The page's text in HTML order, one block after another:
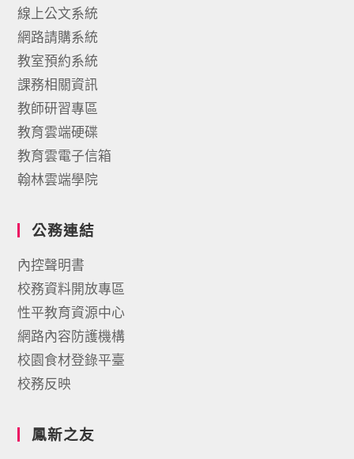
線上公文系統
網路請購系統
教室預約系統
課務相關資訊
教師研習專區
教育雲端硬碟
教育雲電子信箱
翰林雲端學院
公務連結
內控聲明書
校務資料開放專區
性平教育資源中心
網路內容防護機構
校園食材登錄平臺
校務反映
鳳新之友